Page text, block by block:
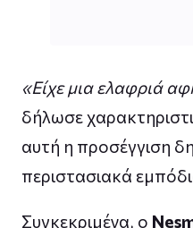
«Είχε μια ελαφριά
δήλωσε
αυτή η προσέγγιση
περιστασιακά
Συγκεκριμένα, ο